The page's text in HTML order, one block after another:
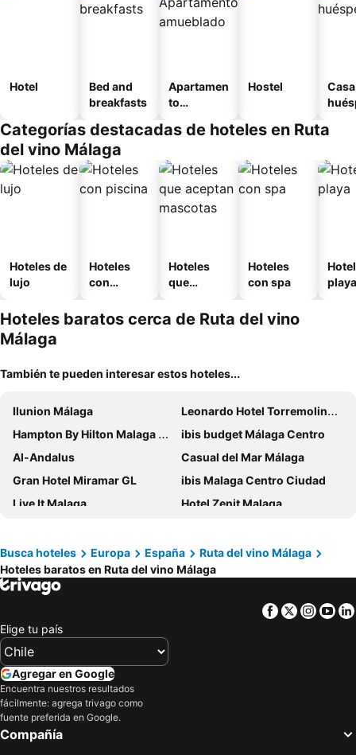
Hotel
Bed and
breakfasts
Apartamen
to
o
Hostel
Categorías destacadas de hoteles en Ruta
del vino Málaga
Hoteles de
lujo
Hoteles
con
Hoteles
que
mascotas
Hoteles
con spa
playa
Hoteles baratos cerca de Ruta del vino
Málaga
También te pueden interesar estos hoteles...
Ilunion Málaga
Leonardo Hotel Torremolinos Costa del Sol
Hampton By Hilton Malaga Martiricos
ibis budget Málaga Centro
Al-Andalus
Casual del Mar Málaga
Gran Hotel Miramar GL
ibis Malaga Centro Ciudad
Live It Malaga
Hotel Zenit Malaga
Catalonia Málaga
Hotel Velis
Novotel Suites Malaga Centro Barcelo Malaga
Hotel MS Maestranza Málaga Centro
Soho Boutique Las Vegas
ibis budget Malaga Aeropuerto Avenida Velazquez
Eurostars Malaga
Flex Malaga City Center
Petit Palace Plaza Málaga
Travelodge Málaga Airport
Busca hoteles Europa España
Ruta del vino Málaga
Hoteles baratos en Ruta del vino Málaga
Facebook
Twitter
Elige tu país
Agregar en Google
Encuentra nuestros resultados
fácilmente: agrega trivago como
fuente preferida en Google.
Compañía